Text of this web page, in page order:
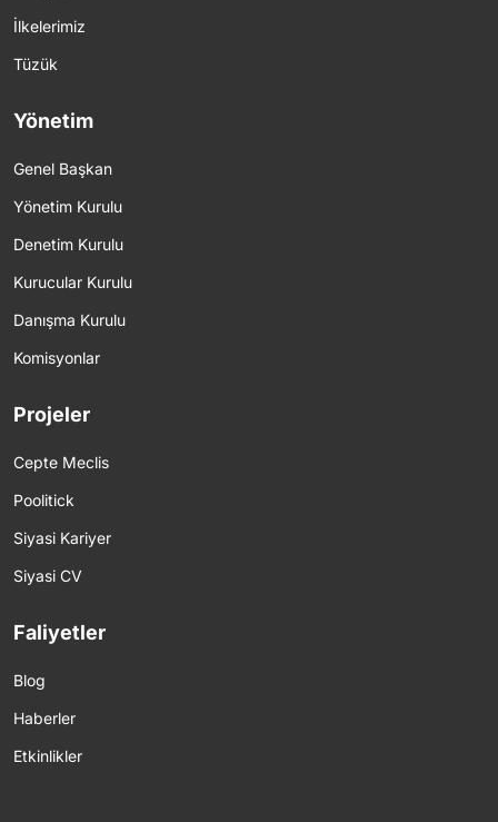
İlkelerimiz
Tüzük
Yönetim
Genel Başkan
Yönetim Kurulu
Denetim Kurulu
Kurucular Kurulu
Danışma Kurulu
Komisyonlar
Projeler
Cepte Meclis
Poolitick
Siyasi Kariyer
Siyasi CV
Faliyetler
Blog
Haberler
Etkinlikler